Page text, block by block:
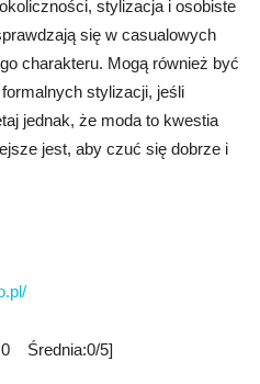
stylizacja i osobiste
się w casualowych
charakteru. Mogą również być
stylizacji, jeśli
jednak, że moda to kwestia
jest, aby czuć się dobrze i
Średnia:0/5]